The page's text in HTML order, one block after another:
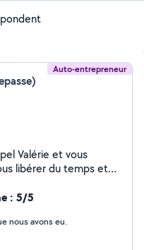
Auto-entrepreneur
Valérie et vous
libérer du temps et
organisée,
pleinement
aucune
: 5/5
nous avons eu.